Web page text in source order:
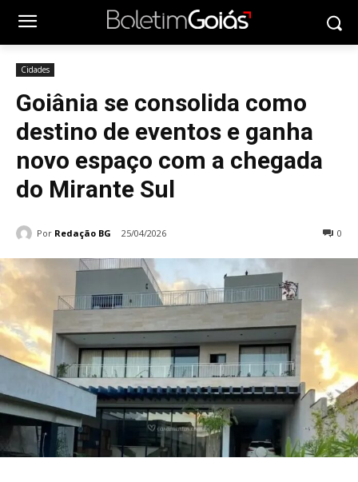
Cidades
Goiânia se consolida como
destino de eventos e ganha
novo espaço com a chegada
do Mirante Sul
Por Redação BG 25/04/2026 0